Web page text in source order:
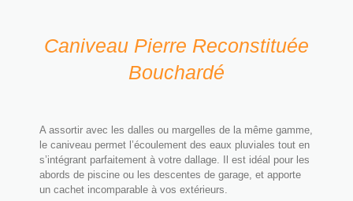
Caniveau Pierre Reconstituée
Bouchardé
A assortir avec les dalles ou margelles de la même gamme,
le caniveau permet l’écoulement des eaux pluviales tout en
s’intégrant parfaitement à votre dallage. Il est idéal pour les
abords de piscine ou les descentes de garage, et apporte
un cachet incomparable à vos extérieurs.